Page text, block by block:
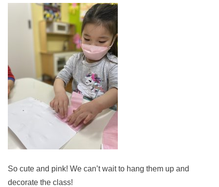
So cute and pink! We can’t wait to hang them up and
decorate the class!